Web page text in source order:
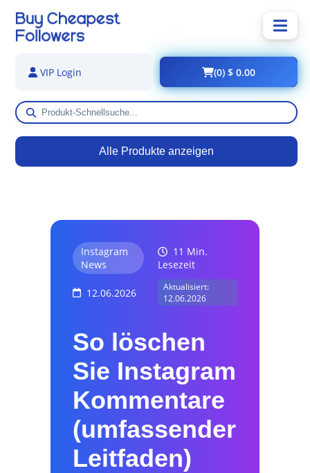
Alle Produkte anzeigen
VIP Login (0) $ 0.00
Instagram
News
11 Min.
Lesezeit
12.06.2026
Aktualisiert:
12.06.2026
So löschen
Sie Instagram
Kommentare
(umfassender
Leitfaden)